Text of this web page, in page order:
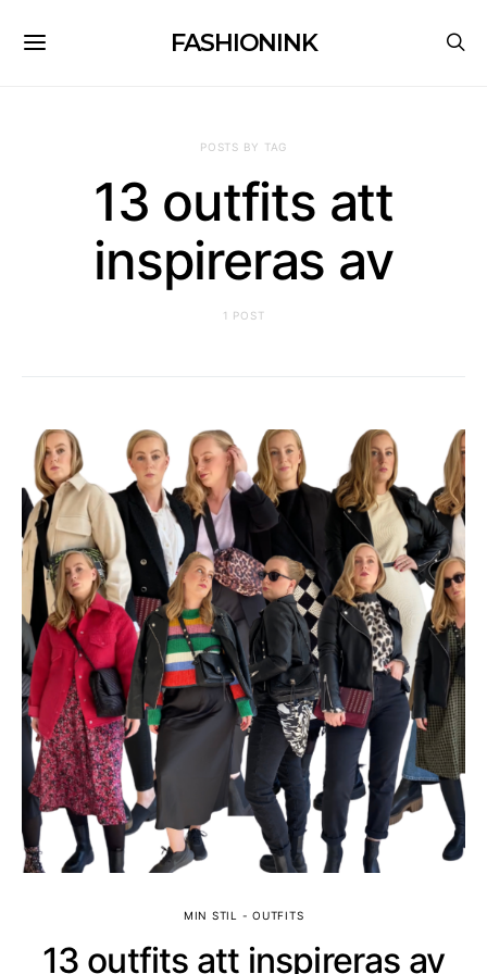
FASHIONINK
POSTS BY TAG
13 outfits att
inspireras av
1 POST
MIN STIL - OUTFITS
13 outfits att inspireras av